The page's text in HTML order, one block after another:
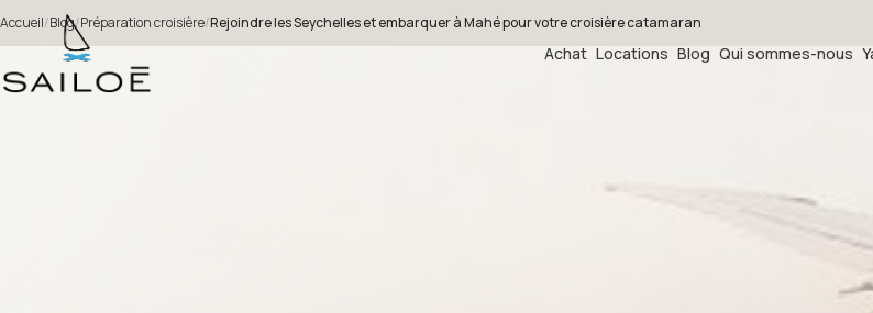
Achat Locations Blog Qui sommes-nous
Accueil/Blog/Préparation croisière/Rejoindre les Seychelles et embarquer à Mahé pour votre croisière catamaran